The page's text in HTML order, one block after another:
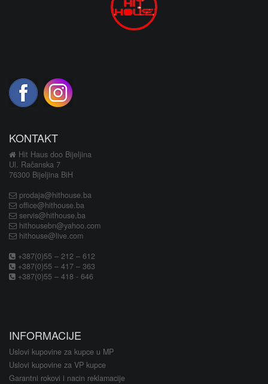
KONTAKT
Hit Haus doo Bijeljina
Ul. Račanska 7
76300 Bijeljina BiH
prodaja@hithouse.ba
office@hithouse.ba
servis@hithouse.ba
hithousebn@yahoo.com
hithouse@live.com
+387(0)55 – 212 – 612
+387(0)55 – 417 – 363
+387(0)55 – 418 - 646
INFORMACIJE
Uslovi kupovine za kupce u MP
Uslovi kupovine za VP kupce
Garantni rokovi i nacin reklamacije